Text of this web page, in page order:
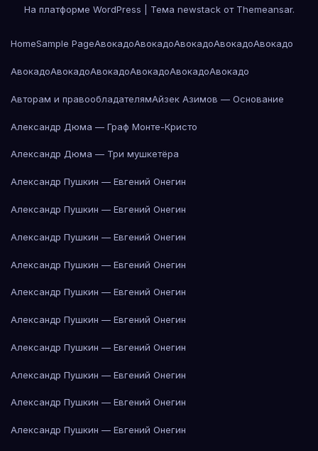
На платформе WordPress Тема newstack от Themeansar.
HomeSample PageАвокадоАвокадоАвокадоАвокадоАвокадо
АвокадоАвокадоАвокадоАвокадоАвокадоАвокадо
Авторам и правообладателямАйзек Азимов — Основание
Александр Дюма — Граф Монте-Кристо
Александр Дюма — Три мушкетёра
Александр Пушкин — Евгений Онегин
Александр Пушкин — Евгений Онегин
Александр Пушкин — Евгений Онегин
Александр Пушкин — Евгений Онегин
Александр Пушкин — Евгений Онегин
Александр Пушкин — Евгений Онегин
Александр Пушкин — Евгений Онегин
Александр Пушкин — Евгений Онегин
Александр Пушкин — Евгений Онегин
Александр Пушкин — Евгений Онегин